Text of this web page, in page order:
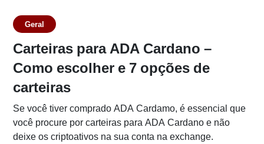
Geral
Carteiras para ADA Cardano –
Como escolher e 7 opções de
carteiras
Se você tiver comprado ADA Cardamo, é essencial que
você procure por carteiras para ADA Cardano e não
deixe os criptoativos na sua conta na exchange.